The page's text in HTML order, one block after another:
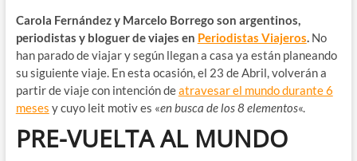
Carola Fernández y Marcelo Borrego son argentinos,
periodistas y bloguer de viajes en Periodistas Viajeros No
han parado de viajar y según llegan a casa ya están planeando
su siguiente viaje. En esta ocasión, el 23 de Abril, volverán a
partir de viaje con intención deatravesar el mundo durante 6
meses y cuyo leit motiv es «en busca de los 8 elementos«.
PRE-VUELTA AL MUNDO